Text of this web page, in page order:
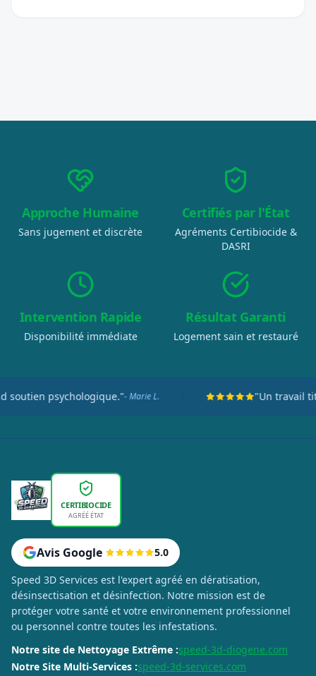
Approche Humaine
Sans jugement et discrète
Certifiés par l'État
Agréments Certibiocide &
DASRI
Intervention Rapide
Disponibilité immédiate
Résultat Garanti
Logement sain et restauré
psychologique."- Marie L. "Un travail
CERTIBIOCIDE
AGRÉÉ ÉTAT
Avis Google 5.0
Speed 3D Services est l'expert agréé en dératisation,
désinsectisation et désinfection. Notre mission est de
protéger votre santé et votre environnement professionnel
ou personnel contre toutes les infestations.
Notre site de Nettoyage Extrême :speed-3d-diogene.com
Notre Site Multi-Services :speed-3d-services.com